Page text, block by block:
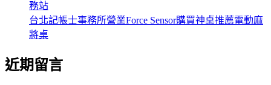
務站
台北記帳士事務所營業Force Sensor購買神桌推薦電動麻
將桌
近期留言